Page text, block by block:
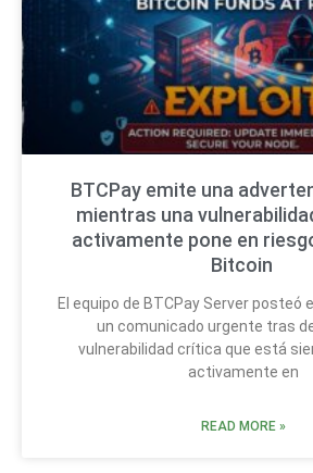
BTCPay emite una
mientras una
activamente pone en
Bitcoin
El equipo de BTCPay Server posteó
un comunicado urgente tras
vulnerabilidad crítica que está
activamente en
READ MORE »